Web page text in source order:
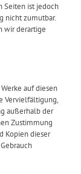
Seiten ist jedoch
nicht zumutbar.
wir derartige
auf diesen
Vervielfältigung,
außerhalb der
Zustimmung
Kopien dieser